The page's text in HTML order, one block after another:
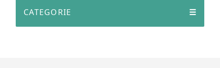
CATEGORIE ☰